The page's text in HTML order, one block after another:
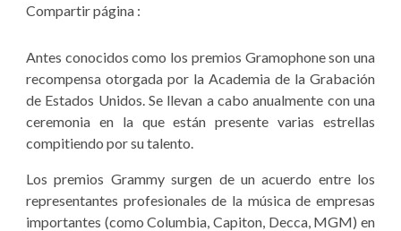
Compartir página :
Antes conocidos como los premios Gramophone son una
recompensa otorgada por la Academia de la Grabación
de Estados Unidos. Se llevan a cabo anualmente con una
ceremonia en la que están presente varias estrellas
compitiendo por su talento.
Los premios Grammy surgen de un acuerdo entre los
representantes profesionales de la música de empresas
importantes (como Columbia, Capiton, Decca, MGM) en